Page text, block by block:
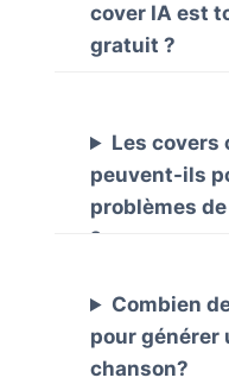
cover IA est
gratuit ?
Les covers
peuvent-ils
problèmes
?
Combien
pour générer
chanson?